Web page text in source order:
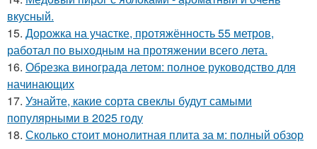
вкусный.
15. Дорожка на участке, протяжённость 55 метров,
работал по выходным на протяжении всего лета.
16. Обрезка винограда летом: полное руководство для
начинающих
17. Узнайте, какие сорта свеклы будут самыми
популярными в 2025 году
18. Сколько стоит монолитная плита за м: полный обзор